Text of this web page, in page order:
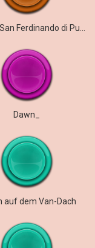
Dawn_
auf dem Van-Dach